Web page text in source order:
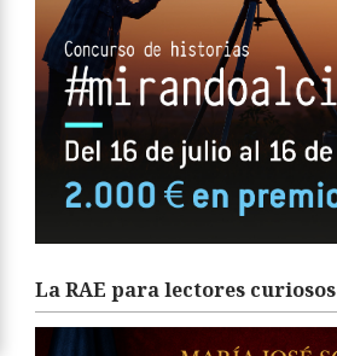
La RAE para lectores curiosos